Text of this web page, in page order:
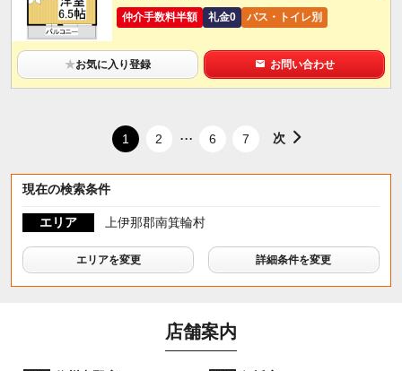
仲介手数料半額
礼金0 バス・トイレ別
★お気に入り登録 お問い合わせ
1 2 ... 6 7 次
現在の検索条件
エリア 上伊那郡南箕輪村
エリアを変更 詳細条件を変更
店舗案内